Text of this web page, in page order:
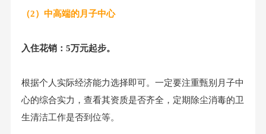
（2）中高端的月子中心
入住花销：5万元起步。
根据个人实际经济能力选择即可。一定要注重甄别月子中
心的综合实力，查看其资质是否齐全，定期除尘消毒的卫
生清洁工作是否到位等。